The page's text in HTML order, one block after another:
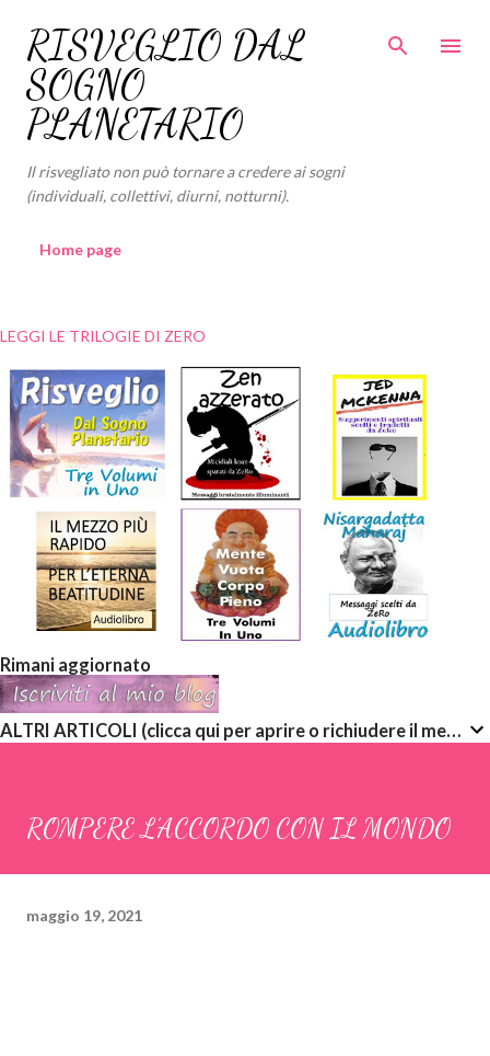
Passa ai contenuti principali
RISVEGLIO DAL
SOGNO
PLANETARIO
Il risvegliato non può tornare a credere ai sogni
(individuali, collettivi, diurni, notturni).
Home page
LEGGI LE TRILOGIE DI ZERO
Rimani aggiornato
ALTRI ARTICOLI (clicca qui per aprire o richiudere il menù a discesa)
ROMPERE L’ACCORDO CON IL MONDO
maggio 19, 2021